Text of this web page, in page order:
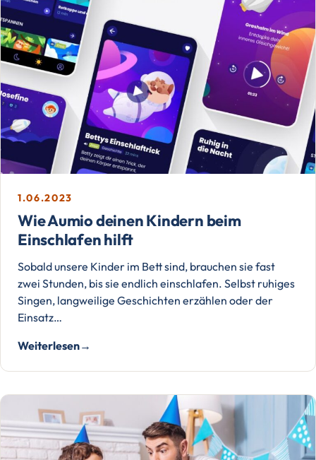
1.06.2023
Wie Aumio deinen Kindern beim
Einschlafen hilft
Sobald unsere Kinder im Bett sind, brauchen sie fast
zwei Stunden, bis sie endlich einschlafen. Selbst ruhiges
Singen, langweilige Geschichten erzählen oder der
Einsatz…
Weiterlesen